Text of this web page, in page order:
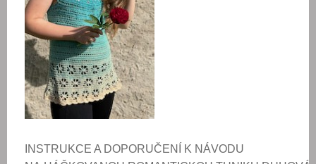
INSTRUKCE A DOPORUČENÍ K NÁVODU